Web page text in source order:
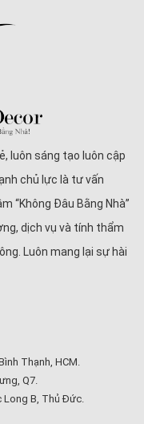
luôn sáng tạo luôn cập
chủ lực là tư vấn
“Không Đâu Bằng Nhà”
dịch vụ và tính thẩm
Luôn mang lại sự hài
Thạnh, HCM.
Q7.
Long B, Thủ Đức.